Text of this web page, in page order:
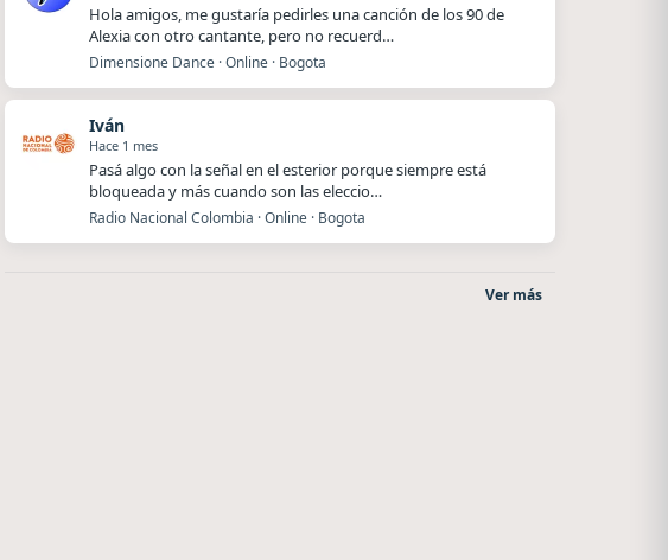
Hola amigos, me gustaría pedirles una canción de los 90 de
Alexia con otro cantante, pero no recuerd…
Dimensione Dance · Online · Bogota
Iván
Hace 1 mes
Pasá algo con la señal en el esterior porque siempre está
bloqueada y más cuando son las eleccio…
Radio Nacional Colombia · Online · Bogota
Ver más